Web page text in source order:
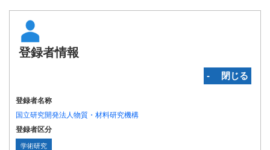
登録者情報
‐ 閉じる
登録者名称
国立研究開発法人物質・材料研究機構
登録者区分
学術研究